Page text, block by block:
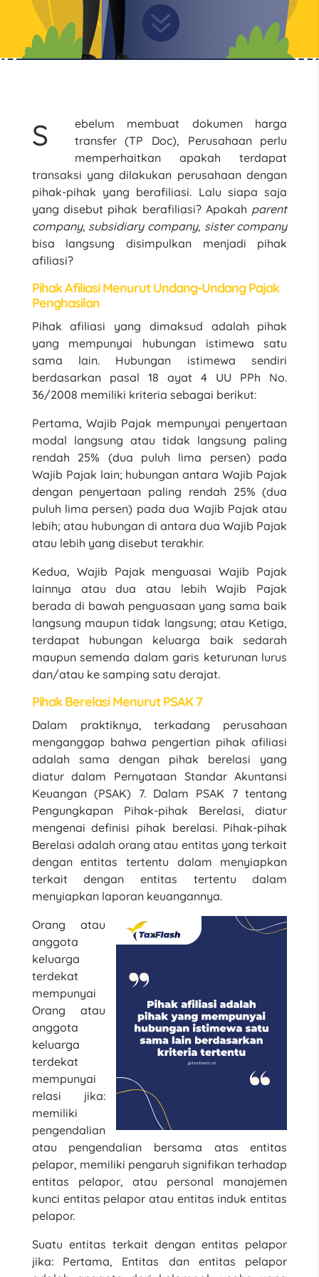

S
ebelum membuat dokumen harga
transfer (TP Doc), Perusahaan perlu
memperhaitkan apakah terdapat
transaksi yang dilakukan perusahaan dengan
pihak-pihak yang berafiliasi. Lalu siapa saja
yang disebut pihak berafiliasi? Apakah parent
company, subsidiary company, sister company
bisa langsung disimpulkan menjadi pihak
afiliasi?
Pihak Afiliasi Menurut Undang-Undang Pajak
Penghasilan
Pihak afiliasi yang dimaksud adalah pihak
yang mempunyai hubungan istimewa satu
sama lain. Hubungan istimewa sendiri
berdasarkan pasal 18 ayat 4 UU PPh No.
36/2008 memiliki kriteria sebagai berikut:
Pertama, Wajib Pajak mempunyai penyertaan
modal langsung atau tidak langsung paling
rendah 25% (dua puluh lima persen) pada
Wajib Pajak lain; hubungan antara Wajib Pajak
dengan penyertaan paling rendah 25% (dua
puluh lima persen) pada dua Wajib Pajak atau
lebih; atau hubungan di antara dua Wajib Pajak
atau lebih yang disebut terakhir.
Kedua, Wajib Pajak menguasai Wajib Pajak
lainnya atau dua atau lebih Wajib Pajak
berada di bawah penguasaan yang sama baik
langsung maupun tidak langsung; atau Ketiga,
terdapat hubungan keluarga baik sedarah
maupun semenda dalam garis keturunan lurus
dan/atau ke samping satu derajat.
Pihak Berelasi Menurut PSAK 7
Dalam praktiknya, terkadang perusahaan
menganggap bahwa pengertian pihak afiliasi
adalah sama dengan pihak berelasi yang
diatur dalam Pernyataan Standar Akuntansi
Keuangan (PSAK) 7. Dalam PSAK 7 tentang
Pengungkapan Pihak-pihak Berelasi, diatur
mengenai definisi pihak berelasi. Pihak-pihak
Berelasi adalah orang atau entitas yang terkait
dengan entitas tertentu dalam menyiapkan
terkait dengan entitas tertentu dalam
menyiapkan laporan keuangannya.
Orang atau
anggota
keluarga
terdekat
mempunyai
Orang atau
anggota
keluarga
terdekat
mempunyai
relasi jika:
memiliki
pengendalian
atau pengendalian bersama atas entitas
pelapor, memiliki pengaruh signifikan terhadap
entitas pelapor, atau personal manajemen
kunci entitas pelapor atau entitas induk entitas
pelapor.
Suatu entitas terkait dengan entitas pelapor
jika: Pertama, Entitas dan entitas pelapor